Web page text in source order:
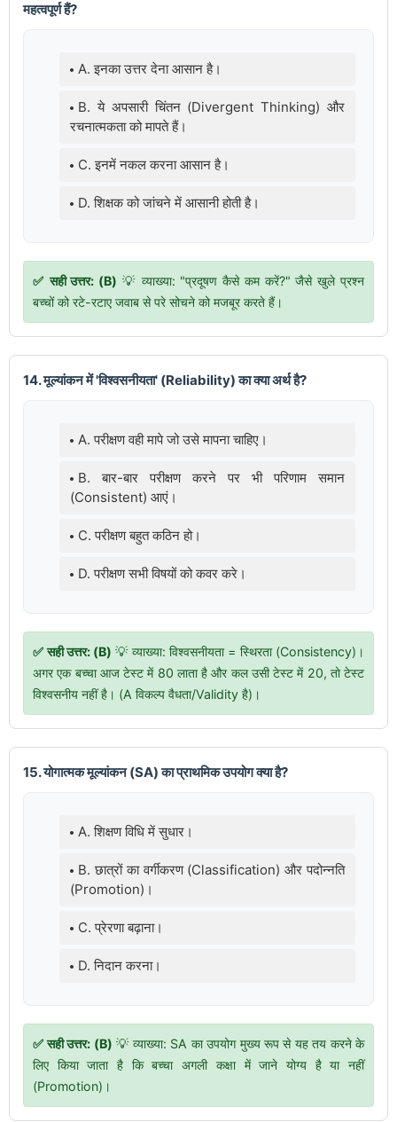
महत्वपूर्ण हैं?
A. इनका उत्तर देना आसान है।
B. ये अपसारी चिंतन (Divergent Thinking) और
रचनात्मकता को मापते हैं।
C. इनमें नकल करना आसान है।
D. शिक्षक को जांचने में आसानी होती है।
✅ सही उत्तर: (B) 💡 व्याख्या: "प्रदूषण कैसे कम करें?" जैसे खुले प्रश्न
बच्चों को रटे-रटाए जवाब से परे सोचने को मजबूर करते हैं।
14. मूल्यांकन में 'विश्वसनीयता' (Reliability) का क्या अर्थ है?
A. परीक्षण वही मापे जो उसे मापना चाहिए।
B. बार-बार परीक्षण करने पर भी परिणाम समान
(Consistent) आएं।
C. परीक्षण बहुत कठिन हो।
D. परीक्षण सभी विषयों को कवर करे।
✅ सही उत्तर: (B) 💡 व्याख्या: विश्वसनीयता = स्थिरता (Consistency)।
अगर एक बच्चा आज टेस्ट में 80 लाता है और कल उसी टेस्ट में 20, तो टेस्ट
विश्वसनीय नहीं है। (A विकल्प वैधता/Validity है)।
15. योगात्मक मूल्यांकन (SA) का प्राथमिक उपयोग क्या है?
A. शिक्षण विधि में सुधार।
B. छात्रों का वर्गीकरण (Classification) और पदोन्नति
(Promotion)।
C. प्रेरणा बढ़ाना।
D. निदान करना।
✅ सही उत्तर: (B) 💡 व्याख्या: SA का उपयोग मुख्य रूप से यह तय करने के
लिए किया जाता है कि बच्चा अगली कक्षा में जाने योग्य है या नहीं
(Promotion)।